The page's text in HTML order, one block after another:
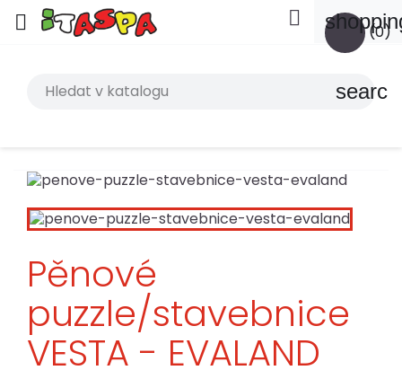
 (0)

search
Pěnové
puzzle/stavebnice
VESTA - EVALAND